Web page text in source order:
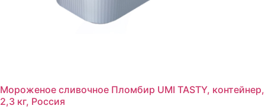
Мороженое сливочное Пломбир UMI TASTY, контейнер,
2,3 кг, Россия